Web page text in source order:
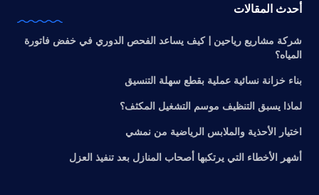
أحدث المقالات
شركة مشاريع رياحين | كيف يساعد الفحص الدوري في خفض فاتورة
المياه؟
بناء خزانة نسائية عملية بقطع سهلة التنسيق
لماذا يسبق التنظيف موسم التشغيل المكثف؟
اختيار الأحذية والملابس الرياضية من نمشي
أشهر الأخطاء التي يرتكبها أصحاب المنازل بعد تنفيذ العزل